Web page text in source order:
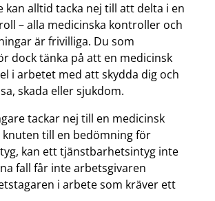
kan alltid tacka nej till att delta i en
– alla medicinska kontroller och
är frivilliga. Du som
dock tänka på att en medicinsk
i arbetet med att skydda dig och
skada eller sjukdom.
tackar nej till en medicinsk
till en bedömning för
kan ett tjänstbarhetsintyg inte
fall får inte arbetsgivaren
i arbete som kräver ett